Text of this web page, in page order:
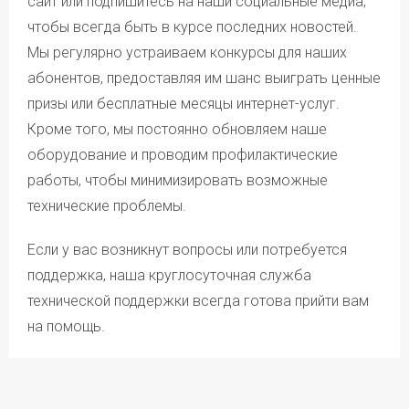
по перекоммутации на себя.
При подключении на Лицевой счет необходимо внести
Авансовый платеж в размере не менее 1000 ₽.
блокирования (достижения балансом лицевого счета
нулевого либо отрицательного значения) Абоненту
необходимо погасить имеющуюся задолженность
и внести на Лицевой счет сумму не менее одной
Абонентской платы за все предоставляемые Абоненту
услуги на выбранном тарифе.
Подробные условия оказания услуг приведены
в соответствующих приложениях к договору
Действующая редакция
договора и приложений.
Плюс» осуществляется в приложении «Смотрёшка»
и на портале smotreshka.tv, а также в приложении «НТВ-
ПЛЮС ТВ» и на портале ntvplus.tv.
При подключении по акции на лицевой счёт
необходимо внести авансовый платёж в размере
не менее 1000 рублей.
Оборудование и дополнительные услуги при
подключении по акции предоставляются на стандартных
условиях.
чтобы всегда быть в курсе последних новостей.
Мы регулярно устраиваем конкурсы для наших
абонентов, предоставляя им шанс выиграть ценные
призы или бесплатные месяцы интернет-услуг.
Кроме того, мы постоянно обновляем наше
оборудование и проводим профилактические
работы, чтобы минимизировать возможные
технические проблемы.
Если у вас возникнут вопросы или потребуется
поддержка, наша круглосуточная служба
технической поддержки всегда готова прийти вам
на помощь.